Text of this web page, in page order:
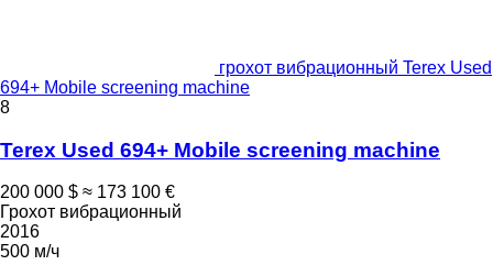
грохот вибрационный Terex Used
694+ Mobile screening machine
8
Terex Used 694+ Mobile screening machine
200 000 $ ≈ 173 100 €
Грохот вибрационный
2016
500 м/ч